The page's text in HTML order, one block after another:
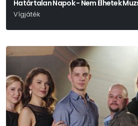
Határtalan Napok - Nem Élhetek
Vígjáték